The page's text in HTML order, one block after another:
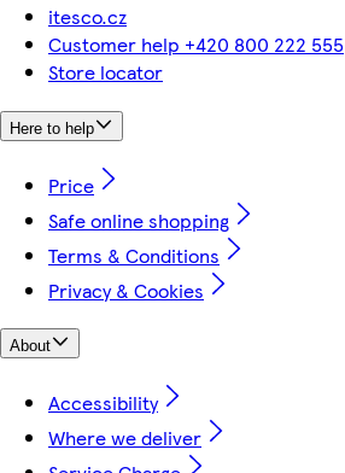
itesco.cz
Customer help +420 800 222 555
Store locator
Here to help
Price
Safe online shopping
Terms & Conditions
Privacy & Cookies
About
Accessibility
Where we deliver